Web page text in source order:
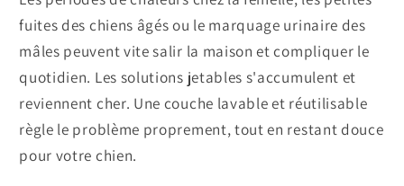
fuites des chiens âgés ou le marquage urinaire des
mâles peuvent vite salir la maison et compliquer le
quotidien. Les solutions jetables s'accumulent et
reviennent cher. Une couche lavable et réutilisable
règle le problème proprement, tout en restant douce
pour votre chien.